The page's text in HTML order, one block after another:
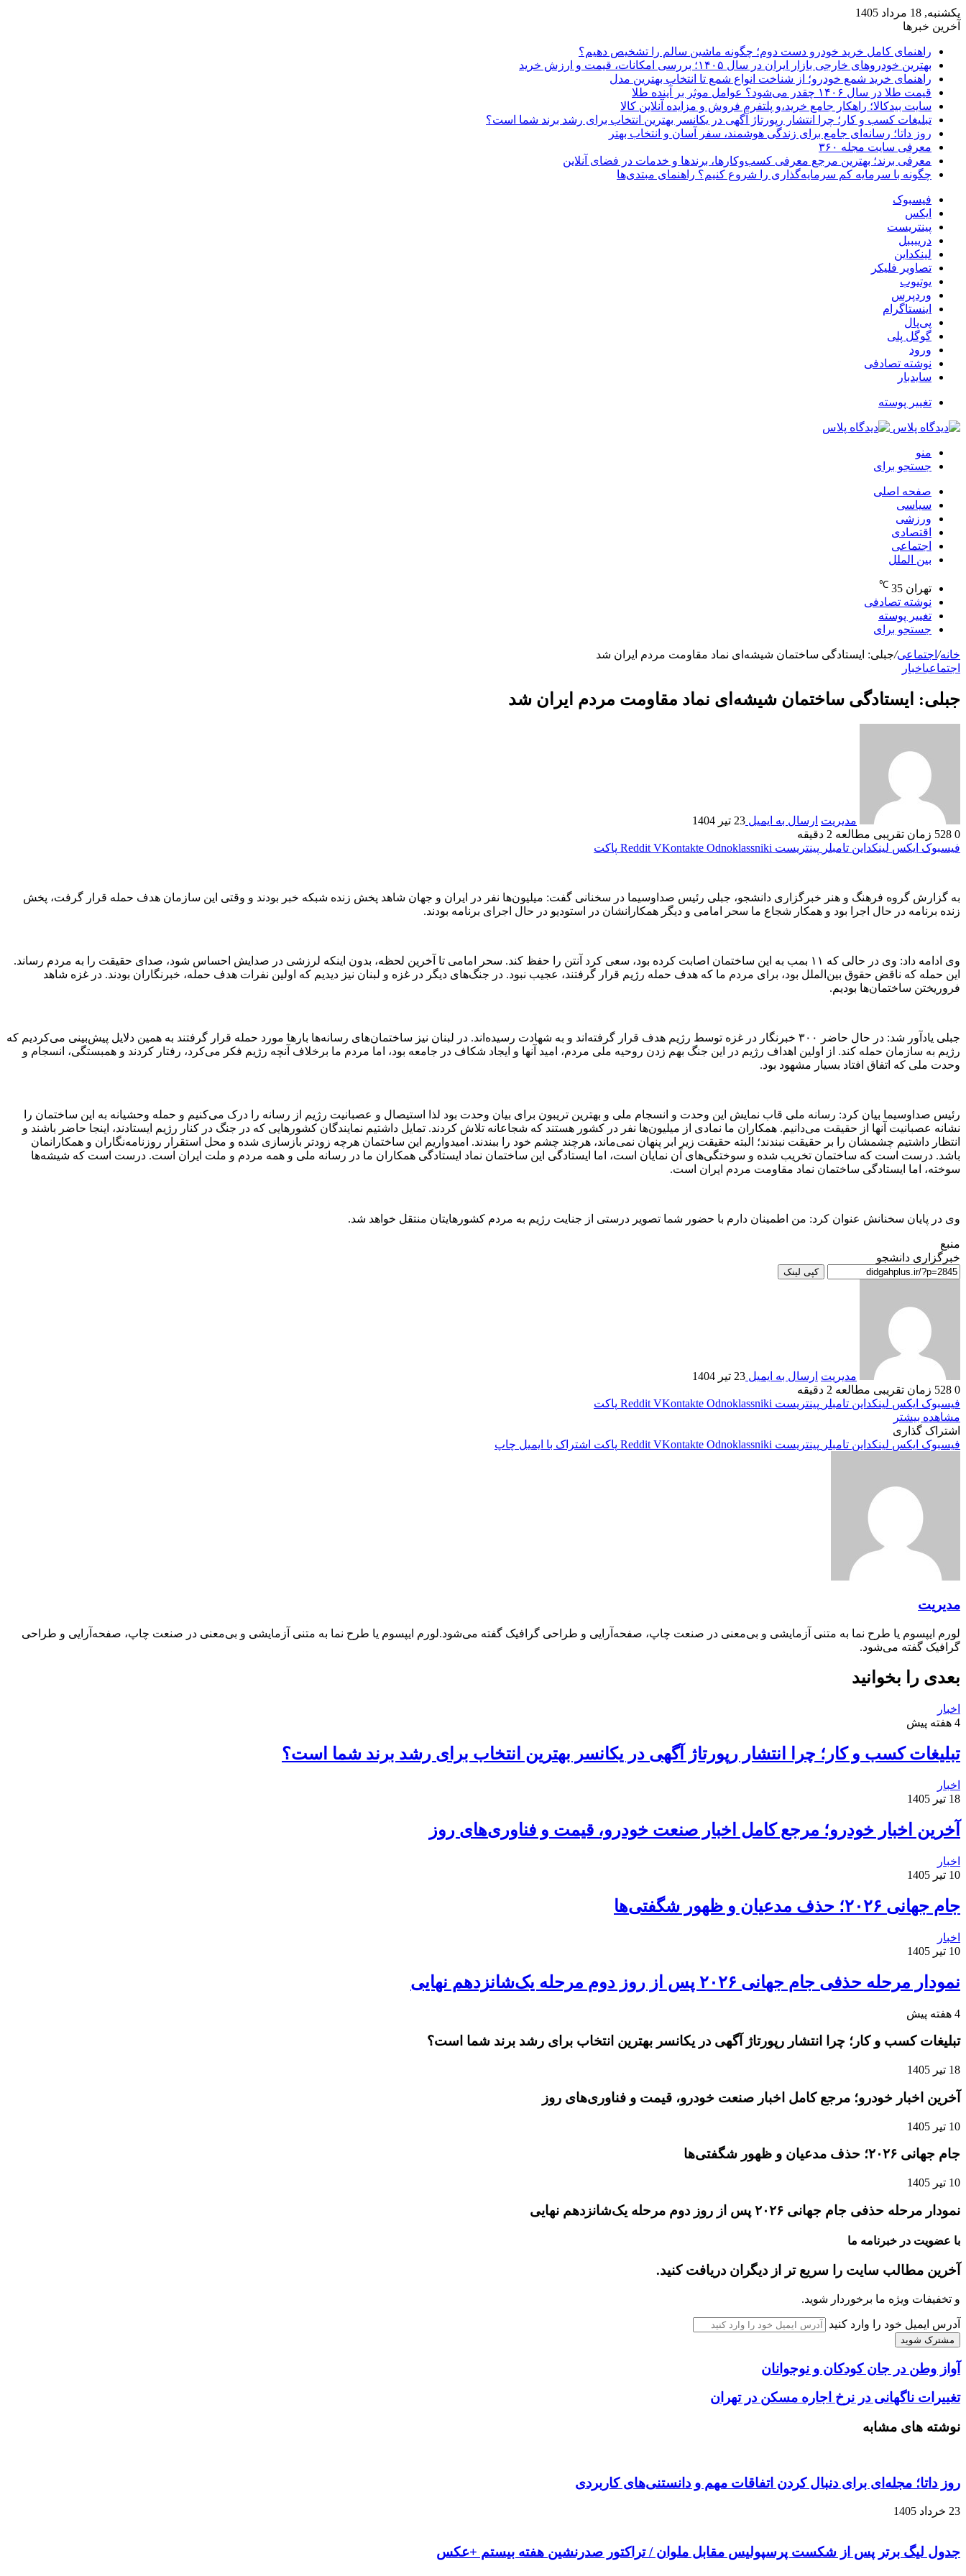
یکشنبه, 18 مرداد 1405
آخرین خبرها
راهنمای کامل خرید خودرو دست دوم؛ چگونه ماشین سالم را تشخیص دهیم؟
بهترین خودروهای خارجی بازار ایران در سال ۱۴۰۵؛ بررسی امکانات، قیمت و ارزش خرید
راهنمای خرید شمع خودرو؛ از شناخت انواع شمع تا انتخاب بهترین مدل
قیمت طلا در سال ۱۴۰۶ چقدر می‌شود؟ عوامل موثر بر آینده طلا
سایت بیدکالا؛ راهکار جامع خرید،و پلتفرم فروش و مزایده آنلاین کالا
تبلیغات کسب و کار؛ چرا انتشار رپورتاژ آگهی در یکانسر بهترین انتخاب برای رشد برند شما است؟
روز داتا؛ رسانه‌ای جامع برای زندگی هوشمند، سفر آسان و انتخاب بهتر
معرفی سایت مجله ۳۶۰
معرفی برند؛ بهترین مرجع معرفی کسب‌وکارها، برندها و خدمات در فضای آنلاین
چگونه با سرمایه کم سرمایه‌گذاری را شروع کنیم؟ راهنمای مبتدی‌ها
فیسبوک
ایکس
پینتریست
دریبببل
لینکداین
تصاویر فلیکر
یوتیوب
وردپرس
اینستاگرام
پی‌پال
گوگل پلی
ورود
نوشته تصادفی
سایدبار
تغییر پوسته
منو
جستجو برای
صفحه اصلی
سیاسی
ورزشی
اقتصادی
اجتماعی
بین الملل
تهران 35
℃
نوشته تصادفی
تغییر پوسته
جستجو برای
خانه/ اجتماعی/جبلی: ایستادگی ساختمان شیشه‌ای نماد مقاومت مردم ایران شد
اجتماعیاخبار
جبلی: ایستادگی ساختمان شیشه‌ای نماد مقاومت مردم ایران شد
مدیریت ارسال به ایمیل 23 تیر 1404
0
زمان تقریبی مطالعه 2 دقیقه
فیسبوک ایکس لینکداین تامبلر پینتریست Reddit VKontakte Odnoklassniki پاکت
به گزارش گروه فرهنگ و هنر خبرگزاری دانشجو، جبلی رئیس صداوسیما در سخنانی گفت: میلیون‌ها نفر در ایران و جهان شاهد پخش زنده شبکه خبر بودند و وقتی این سازمان هدف حمله قرار گرفت، پخش
زنده برنامه در حال اجرا بود و همکار شجاع ما سحر امامی و دیگر همکارانشان در استودیو در حال اجرای برنامه بودند.
وی ادامه داد: وی در حالی که ۱۱ بمب به این ساختمان اصابت کرده بود، سعی کرد آنتن را حفظ کند. سحر امامی تا آخرین لحظه، بدون اینکه لرزشی در صدایش احساس شود، صدای حقیقت را به مردم رساند.
این حمله که ناقض حقوق بین‌الملل بود، برای مردم ما که هدف حمله رژیم قرار گرفتند، عجیب نبود. در جنگ‌های دیگر در غزه و لبنان نیز دیدیم که اولین نفرات هدف حمله، خبرنگاران بودند. در غزه شاهد
فروریختن ساختمان‌ها بودیم.
جبلی یادآور شد: در حال حاضر ۳۰۰ خبرنگار در غزه توسط رژیم هدف قرار گرفته‌اند و به شهادت رسیده‌اند. در لبنان نیز ساختمان‌های رسانه‌ها بار‌ها مورد حمله قرار گرفتند به همین دلایل پیش‌بینی می‌کردیم که
رژیم به سازمان حمله کند. از اولین اهداف رژیم در این جنگ بهم زدن روحیه ملی مردم، امید آنها و ایجاد شکاف در جامعه بود، اما مردم ما برخلاف آنچه رژیم فکر می‌کرد، رفتار کردند و همبستگی، انسجام و
وحدت ملی که اتفاق افتاد بسیار مشهود بود.
رئیس صداوسیما بیان کرد: رسانه ملی قاب نمایش این وحدت و انسجام ملی و بهترین تریبون برای بیان وحدت بود لذا استیصال و عصبانیت رژیم از رسانه را درک می‌کنیم و حمله وحشیانه به این ساختمان را
نشانه عصبانیت آنها از حقیقت می‌دانیم. همکاران ما نمادی از میلیون‌ها نفر در کشور هستند که شجاعانه تلاش کردند. تمایل داشتیم نمایندگان کشور‌هایی که در جنگ در کنار رژیم ایستادند، اینجا حاضر باشند و
انتظار داشتیم چشمشان را بر حقیقت نبندند؛ البته حقیقت زیر ابر پنهان نمی‌ماند، هرچند چشم خود را ببندند. امیدواریم این ساختمان هرچه زودتر بازسازی شده و محل استقرار روزنامه‌نگاران و همکارانمان
باشد. درست است که ساختمان تخریب شده و سوختگی‌های آن نمایان است، اما ایستادگی این ساختمان نماد ایستادگی همکاران ما در رسانه ملی و همه مردم و ملت ایران است. درست است که شیشه‌ها
سوخته، اما ایستادگی ساختمان نماد مقاومت مردم ایران است.
وی در پایان سخنانش عنوان کرد: من اطمینان دارم با حضور شما تصویر درستی از جنایت رژیم به مردم کشورهایتان منتقل خواهد شد.
منبع
خبرگزاری دانشجو
کپی لینک
مدیریت ارسال به ایمیل 23 تیر 1404
0
زمان تقریبی مطالعه 2 دقیقه
فیسبوک ایکس لینکداین تامبلر پینتریست Reddit VKontakte Odnoklassniki
پاکت
مشاهده بیشتر
اشتراک گذاری
فیسبوک ایکس لینکداین تامبلر پینتریست Reddit VKontakte Odnoklassniki پاکت اشتراک با ایمیل چاپ
مدیریت
لورم ایپسوم یا طرح‌ نما به متنی آزمایشی و بی‌معنی در صنعت چاپ، صفحه‌آرایی و طراحی گرافیک گفته می‌شود.لورم ایپسوم یا طرح‌ نما به متنی آزمایشی و بی‌معنی در صنعت چاپ، صفحه‌آرایی و طراحی
گرافیک گفته می‌شود.
بعدی را بخوانید
اخبار
4 هفته پیش
تبلیغات کسب و کار؛ چرا انتشار رپورتاژ آگهی در یکانسر بهترین انتخاب برای رشد برند شما است؟
اخبار
18 تیر 1405
آخرین اخبار خودرو؛ مرجع کامل اخبار صنعت خودرو، قیمت و فناوری‌های روز
اخبار
10 تیر 1405
جام جهانی ۲۰۲۶؛ حذف مدعیان و ظهور شگفتی‌ها
اخبار
10 تیر 1405
نمودار مرحله حذفی جام جهانی ۲۰۲۶ پس از روز دوم مرحله یک‌شانزدهم نهایی
4 هفته پیش
تبلیغات کسب و کار؛ چرا انتشار رپورتاژ آگهی در یکانسر بهترین انتخاب برای رشد برند شما است؟
18 تیر 1405
آخرین اخبار خودرو؛ مرجع کامل اخبار صنعت خودرو، قیمت و فناوری‌های روز
10 تیر 1405
جام جهانی ۲۰۲۶؛ حذف مدعیان و ظهور شگفتی‌ها
10 تیر 1405
نمودار مرحله حذفی جام جهانی ۲۰۲۶ پس از روز دوم مرحله یک‌شانزدهم نهایی
با عضویت در خبرنامه ما
آخرین مطالب سایت را سریع تر از دیگران دریافت کنید.
و تخفیفات ویژه ما برخوردار شوید.
آدرس ایمیل خود را وارد کنید
آواز وطن در جان کودکان و نوجوانان
تغییرات ناگهانی در نرخ اجاره مسکن در تهران
نوشته های مشابه
روز داتا؛ مجله‌ای برای دنبال کردن اتفاقات مهم و دانستنی‌های کاربردی
23 خرداد 1405
جدول لیگ برتر پس از شکست پرسپولیس مقابل ملوان / تراکتور صدرنشین هفته بیستم +عکس